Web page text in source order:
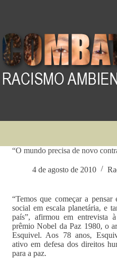
“O mundo precisa de novo
4 de agosto de 2010
“Temos que começar a
social em escala planetária, e
país”, afirmou em entrevista
prêmio Nobel da Paz 1980, o
Esquivel. Aos 78 anos,
ativo em defesa dos direitos
para a paz.